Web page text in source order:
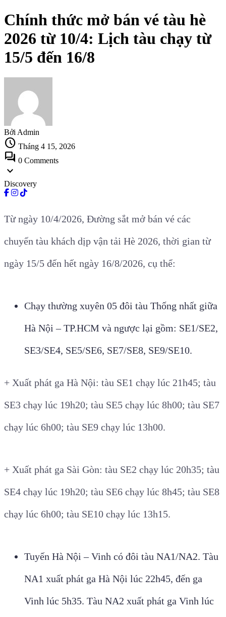
Chính thức mở bán vé tàu hè
2026 từ 10/4: Lịch tàu chạy từ
15/5 đến 16/8
Bởi Admin
schedule Tháng 4 15, 2026
forum 0 Comments
expand_more
Discovery
Từ ngày 10/4/2026, Đường sắt mở bán vé các
chuyến tàu khách dịp vận tải Hè 2026, thời gian từ
ngày 15/5 đến hết ngày 16/8/2026, cụ thể:
Chạy thường xuyên 05 đôi tàu Thống nhất giữa
Hà Nội – TP.HCM và ngược lại gồm: SE1/SE2,
SE3/SE4, SE5/SE6, SE7/SE8, SE9/SE10.
+ Xuất phát ga Hà Nội: tàu SE1 chạy lúc 21h45; tàu
SE3 chạy lúc 19h20; tàu SE5 chạy lúc 8h00; tàu SE7
chạy lúc 6h00; tàu SE9 chạy lúc 13h00.
+ Xuất phát ga Sài Gòn: tàu SE2 chạy lúc 20h35; tàu
SE4 chạy lúc 19h20; tàu SE6 chạy lúc 8h45; tàu SE8
chạy lúc 6h00; tàu SE10 chạy lúc 13h15.
Tuyến Hà Nội – Vinh có đôi tàu NA1/NA2. Tàu
NA1 xuất phát ga Hà Nội lúc 22h45, đến ga
Vinh lúc 5h35. Tàu NA2 xuất phát ga Vinh lúc